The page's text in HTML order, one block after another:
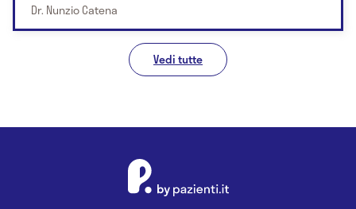
Dr. Nunzio Catena
Vedi tutte